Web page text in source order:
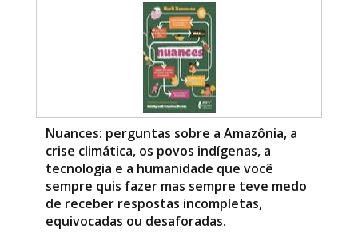
Nuances: perguntas sobre a Amazônia, a
crise climática, os povos indígenas, a
tecnologia e a humanidade que você
sempre quis fazer mas sempre teve medo
de receber respostas incompletas,
equivocadas ou desaforadas.